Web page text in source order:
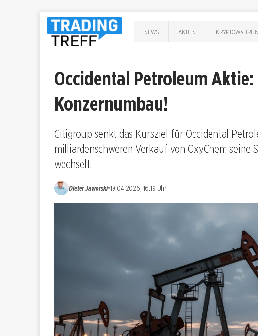
NEWS AKTIEN
Occidental Petroleum
Konzernumbau!
Citigroup senkt das Kursziel für Occidental
milliardenschweren Verkauf von OxyChem
wechselt.
Dieter Jaworski•19.04.2026, 16:19 Uhr